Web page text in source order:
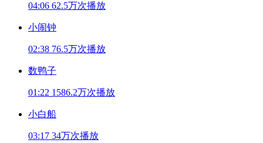
04:06 62.5万次播放
小闹钟
02:38 76.5万次播放
数鸭子
01:22 1586.2万次播放
小白船
03:17 34万次播放